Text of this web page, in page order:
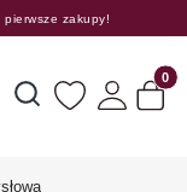
zakupy!
Otwórz wyszukiwarkę